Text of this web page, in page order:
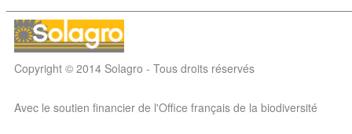
Copyright © 2014 Solagro - Tous droits réservés
Avec le soutien financier de l'Office français de la biodiversité